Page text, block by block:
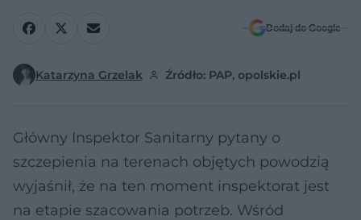
Dodaj do Google
Katarzyna Grzelak Źródło: PAP, opolskie.pl
Główny Inspektor Sanitarny pytany o
szczepienia na terenach objętych powodzią
wyjaśnił, że na ten moment inspektorat jest
na etapie szacowania potrzeb. Wśród